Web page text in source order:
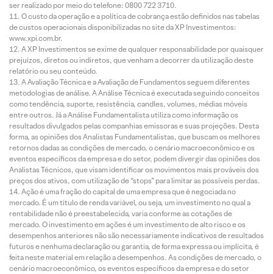
ser realizado por meio do telefone: 0800 722 3710.
O custo da operação e a política de cobrança estão definidos nas tabelas
de custos operacionais disponibilizadas no site da XP Investimentos:
www.xpi.com.br.
A XP Investimentos se exime de qualquer responsabilidade por quaisquer
prejuízos, diretos ou indiretos, que venham a decorrer da utilização deste
relatório ou seu conteúdo.
A Avaliação Técnica e a Avaliação de Fundamentos seguem diferentes
metodologias de análise. A Análise Técnica é executada seguindo conceitos
como tendência, suporte, resistência, candles, volumes, médias móveis
entre outros. Já a Análise Fundamentalista utiliza como informação os
resultados divulgados pelas companhias emissoras e suas projeções. Desta
forma, as opiniões dos Analistas Fundamentalistas, que buscam os melhores
retornos dadas as condições de mercado, o cenário macroeconômico e os
eventos específicos da empresa e do setor, podem divergir das opiniões dos
Analistas Técnicos, que visam identificar os movimentos mais prováveis dos
preços dos ativos, com utilização de “stops” para limitar as possíveis perdas.
Ação é uma fração do capital de uma empresa que é negociada no
mercado. É um título de renda variável, ou seja, um investimento no qual a
rentabilidade não é preestabelecida, varia conforme as cotações de
mercado. O investimento em ações é um investimento de alto risco e os
desempenhos anteriores não são necessariamente indicativos de resultados
futuros e nenhuma declaração ou garantia, de forma expressa ou implícita, é
feita neste material em relação a desempenhos. As condições de mercado, o
cenário macroeconômico, os eventos específicos da empresa e do setor